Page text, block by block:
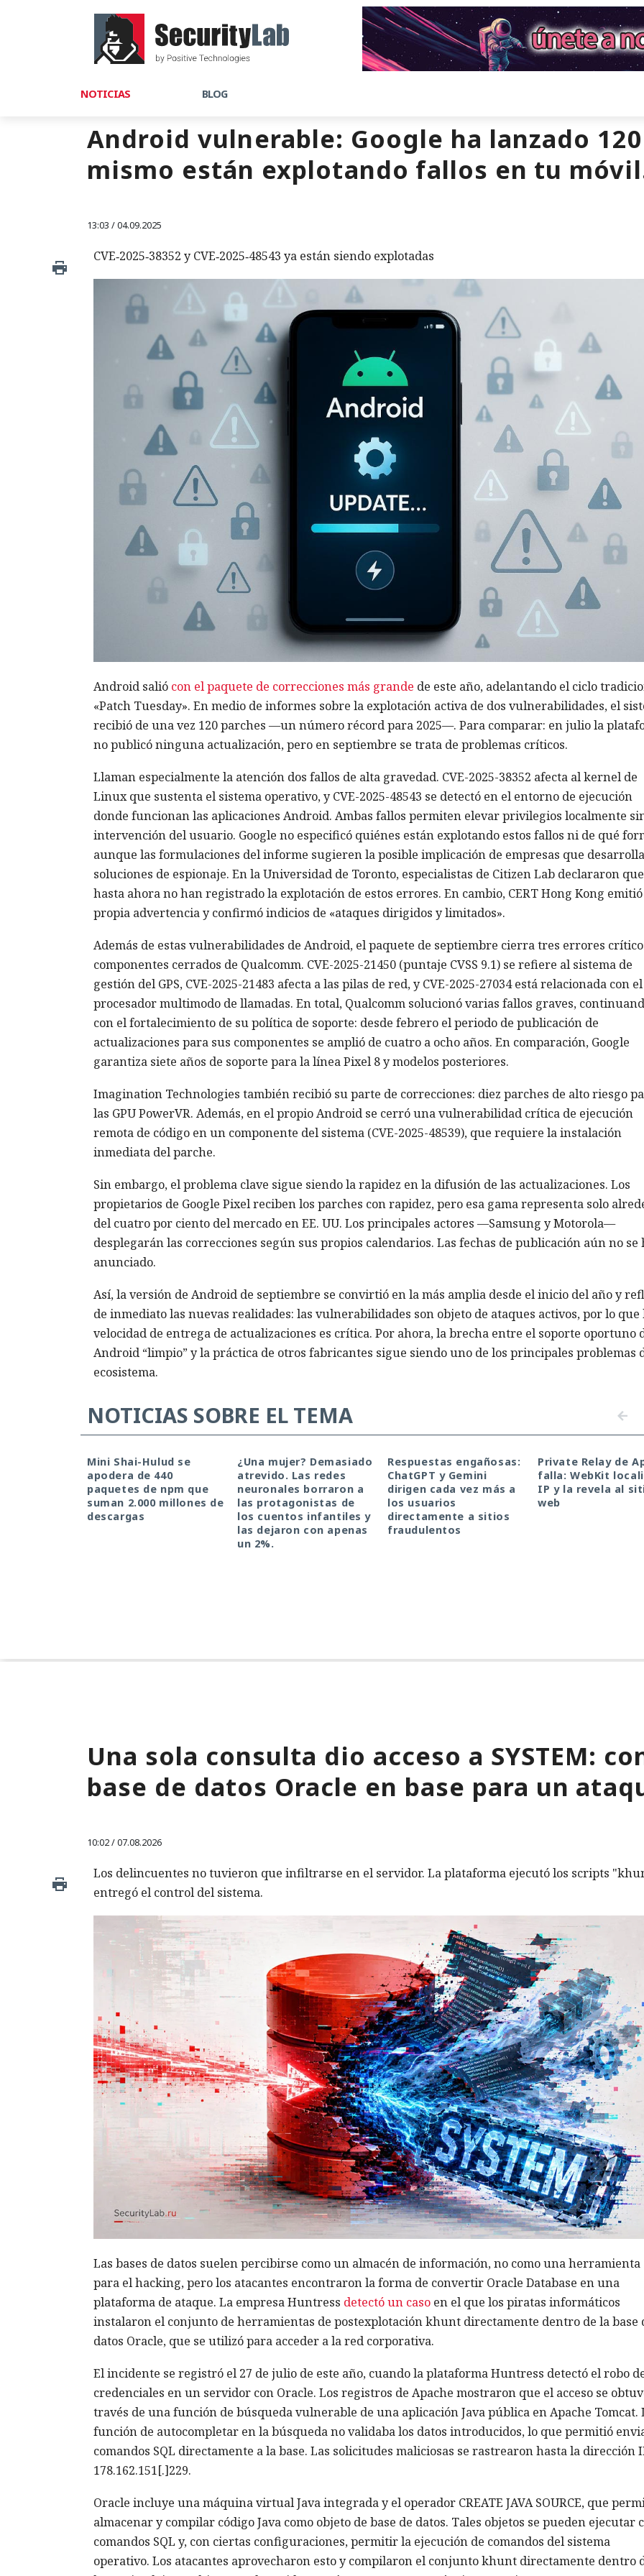
NOTICIAS BLOG
Android vulnerable: Google ha lanzado
mismo están explotando fallos en tu
13:03 / 04.09.2025
CVE‑2025‑38352 y CVE‑2025‑48543 ya están siendo explotadas
Android salió con el paquete de correcciones más grande de este año, adelantando el ciclo
«Patch Tuesday». En medio de informes sobre la explotación activa de dos vulnerabilidades, el
recibió de una vez 120 parches —un número récord para 2025—. Para comparar: en julio la
no publicó ninguna actualización, pero en septiembre se trata de problemas críticos.
Llaman especialmente la atención dos fallos de alta gravedad. CVE-2025-38352 afecta al kernel de
Linux que sustenta el sistema operativo, y CVE-2025-48543 se detectó en el entorno de ejecución
donde funcionan las aplicaciones Android. Ambas fallos permiten elevar privilegios localmente
intervención del usuario. Google no especificó quiénes están explotando estos fallos ni de qué
aunque las formulaciones del informe sugieren la posible implicación de empresas que
soluciones de espionaje. En la Universidad de Toronto, especialistas de Citizen Lab declararon que
hasta ahora no han registrado la explotación de estos errores. En cambio, CERT Hong Kong
propia advertencia y confirmó indicios de «ataques dirigidos y limitados».
Además de estas vulnerabilidades de Android, el paquete de septiembre cierra tres errores
componentes cerrados de Qualcomm. CVE-2025-21450 (puntaje CVSS 9.1) se refiere al sistema de
gestión del GPS, CVE-2025-21483 afecta a las pilas de red, y CVE-2025-27034 está relacionada con el
procesador multimodo de llamadas. En total, Qualcomm solucionó varias fallos graves,
con el fortalecimiento de su política de soporte: desde febrero el periodo de publicación de
actualizaciones para sus componentes se amplió de cuatro a ocho años. En comparación, Google
garantiza siete años de soporte para la línea Pixel 8 y modelos posteriores.
Imagination Technologies también recibió su parte de correcciones: diez parches de alto riesgo
las GPU PowerVR. Además, en el propio Android se cerró una vulnerabilidad crítica de ejecución
remota de código en un componente del sistema (CVE-2025-48539), que requiere la instalación
inmediata del parche.
Sin embargo, el problema clave sigue siendo la rapidez en la difusión de las actualizaciones. Los
propietarios de Google Pixel reciben los parches con rapidez, pero esa gama representa solo
del cuatro por ciento del mercado en EE. UU. Los principales actores —Samsung y Motorola—
desplegarán las correcciones según sus propios calendarios. Las fechas de publicación aún no se
anunciado.
Así, la versión de Android de septiembre se convirtió en la más amplia desde el inicio del año y
de inmediato las nuevas realidades: las vulnerabilidades son objeto de ataques activos, por lo que
velocidad de entrega de actualizaciones es crítica. Por ahora, la brecha entre el soporte oportuno
Android “limpio” y la práctica de otros fabricantes sigue siendo uno de los principales problemas
ecosistema.
NOTICIAS SOBRE EL TEMA
Mini Shai-Hulud se
apodera de 440
paquetes de npm que
suman 2.000 millones de
descargas
¿Una mujer? Demasiado
atrevido. Las redes
neuronales borraron a
las protagonistas de
los cuentos infantiles y
las dejaron con apenas
un 2%.
Respuestas engañosas:
ChatGPT y Gemini
dirigen cada vez más a
los usuarios
directamente a sitios
fraudulentos
Private Relay de
falla: WebKit
IP y la revela al
web
Una sola consulta dio acceso a SYSTEM:
base de datos Oracle en base para un
10:02 / 07.08.2026
Los delincuentes no tuvieron que infiltrarse en el servidor. La plataforma ejecutó los scripts
entregó el control del sistema.
Las bases de datos suelen percibirse como un almacén de información, no como una herramienta
para el hacking, pero los atacantes encontraron la forma de convertir Oracle Database en una
plataforma de ataque. La empresa Huntress detectó un casoen el que los piratas informáticos
instalaron el conjunto de herramientas de postexplotación khunt directamente dentro de la base
datos Oracle, que se utilizó para acceder a la red corporativa.
El incidente se registró el 27 de julio de este año, cuando la plataforma Huntress detectó el robo
credenciales en un servidor con Oracle. Los registros de Apache mostraron que el acceso se
través de una función de búsqueda vulnerable de una aplicación Java pública en Apache Tomcat.
función de autocompletar en la búsqueda no validaba los datos introducidos, lo que permitió
comandos SQL directamente a la base. Las solicitudes maliciosas se rastrearon hasta la dirección
178.162.151[.]229.
Oracle incluye una máquina virtual Java integrada y el operador CREATE JAVA SOURCE, que
almacenar y compilar código Java como objeto de base de datos. Tales objetos se pueden ejecutar
comandos SQL y, con ciertas configuraciones, permitir la ejecución de comandos del sistema
operativo. Los atacantes aprovecharon esto y compilaron el conjunto khunt directamente dentro